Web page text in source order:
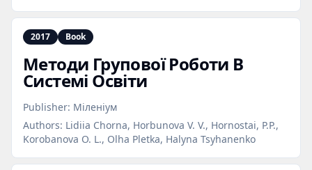
2017 Book
Методи Групової Роботи В
Системі Освіти
Publisher: Міленіум
Authors: Lidiia Chorna, Horbunova V. V., Hornostai, P.P.,
Korobanova O. L., Olha Pletka, Halyna Tsyhanenko